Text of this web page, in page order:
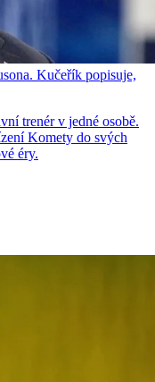
Kučeřík popisuje,
trenér v jedné osobě.
Komety do svých
éry.